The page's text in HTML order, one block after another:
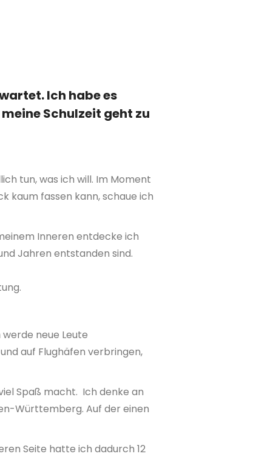
Ich habe es
Schulzeit geht zu
tun, was ich will. Im Moment
kaum fassen kann, schaue ich
Inneren entdecke ich
Jahren entstanden sind.
neue Leute
auf Flughäfen verbringen,
Spaß macht. Ich denke an
Württemberg. Auf der einen
Seite hatte ich dadurch 12